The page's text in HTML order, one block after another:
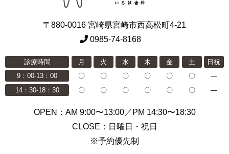
〒880-0016 宮崎県宮崎市西高松町4-21
0985-74-8168
診療時間 月 火 水 木 金 土
日祝
9：00-13：00
〇 〇 〇 〇 〇 〇
―
14：30-18：30
〇 〇 〇 〇 〇 〇 ―
OPEN：AM 9:00〜13:00／PM 14:30〜18:30
CLOSE：日曜日・祝日
※予約優先制